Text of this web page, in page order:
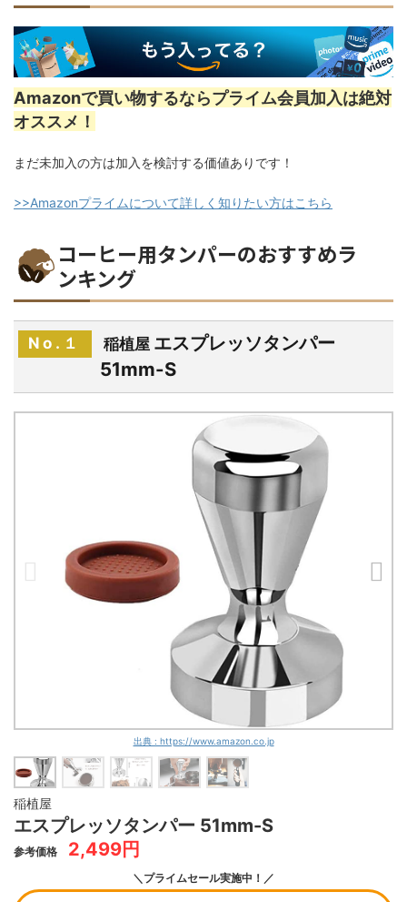
Amazonで買い物するならプライム会員加入は絶対
オススメ！
まだ未加入の方は加入を検討する価値ありです！
>>Amazonプライムについて詳しく知りたい方はこちら
コーヒー用タンパーのおすすめラ
ンキング
No.１ 稲植屋 エスプレッソタンパー
51mm-S
出典 : https://www.amazon.co.jp
稲植屋
エスプレッソタンパー 51mm-S
参考価格 2,499円
＼プライムセール実施中！／